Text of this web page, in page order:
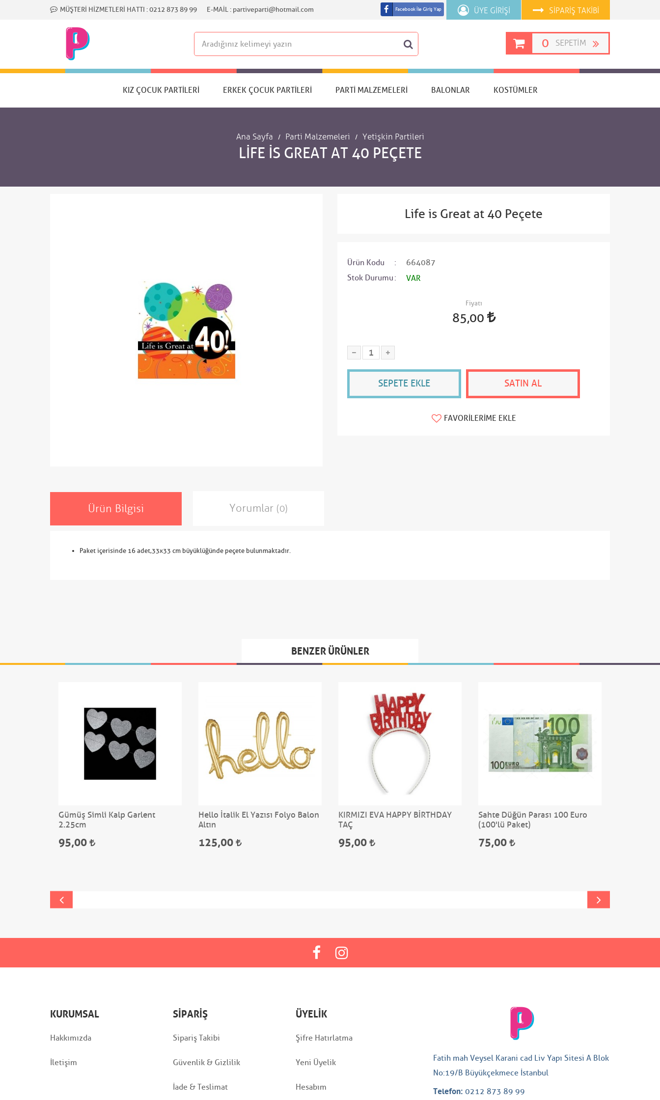
MÜŞTERI HIZMETLERI HATTI :0212 873 89 99 E-MAIL : partiveparti@hotmail.com SIPARIŞ TAKIBI
ÜYE GIRIŞI
Facebook İle Giriş Yap
0 SEPETIM
KIZ ÇOCUK PARTILERI ERKEK ÇOCUK PARTILERI PARTI MALZEMELERI BALONLAR KOSTÜMLER
Ana Sayfa Parti Malzemeleri Yetişkin Partileri
LIFE IS GREAT AT 40 PEÇETE
Life is Great at 40 Peçete
Ürün Kodu
664087
Stok Durumu
VAR
Fiyatı
85,00
SEPETE EKLE SATIN AL
FAVORILERIME EKLE
Ürün Bilgisi Yorumlar (0)
Paket içerisinde 16 adet,33x33 cm büyüklüğünde peçete bulunmaktadır.
BENZER ÜRÜNLER
Gümüş Simli Kalp Garlent
2.25cm
95,00
Hello İtalik El Yazısı Folyo Balon
Altın
125,00
KIRMIZI EVA HAPPY BİRTHDAY
TAÇ
95,00
Sahte Düğün Parası 100 Euro
(100'lü Paket)
75,00
KURUMSAL
Hakkımızda
İletişim
SIPARIŞ
Sipariş Takibi
Güvenlik & Gizlilik
İade & Teslimat
ÜYELIK
Şifre Hatırlatma
Yeni Üyelik
Hesabım
Fatih mah Veysel Karani cad Liv Yapı Sitesi A Blok
No:19/B Büyükçekmece İstanbul
Telefon: 0212 873 89 99